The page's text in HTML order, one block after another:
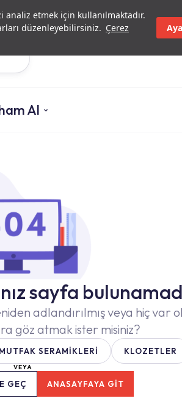
etmek için kullanılmaktadır.
düzenleyebilirsiniz. Çerez
Yatırımcı İlişkileriYetkili
Al
sayfa
adlandırılmış veya hiç var
göz atmak ister misiniz?
MUTFAK SERAMİKLERİ KLOZETLER
VEYA
GEÇ ANASAYFAYA GİT